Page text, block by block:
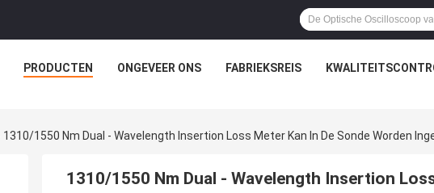
PRODUCTEN ONGEVEER ONS FABRIEKSREIS
1310/1550 Nm Dual - Wavelength Insertion Loss Meter Kan In De Sonde Worden
1310/1550 Nm Dual - Wavelength Insertion